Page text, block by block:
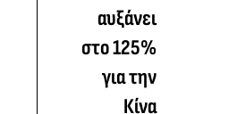
αυξάνει
στο 125%
για την
Κίνα